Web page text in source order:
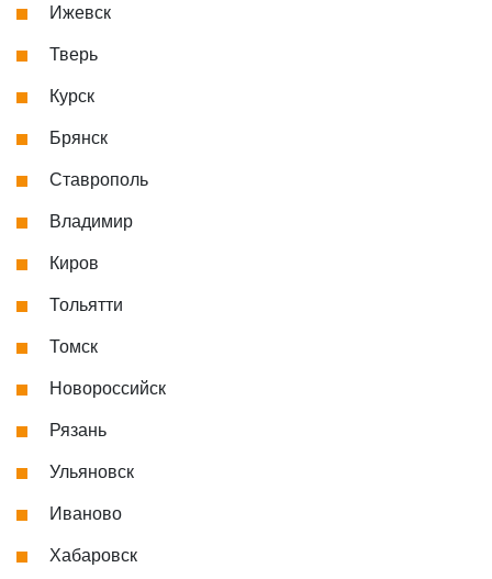
Ижевск
Тверь
Курск
Брянск
Ставрополь
Владимир
Киров
Тольятти
Томск
Новороссийск
Рязань
Ульяновск
Иваново
Хабаровск